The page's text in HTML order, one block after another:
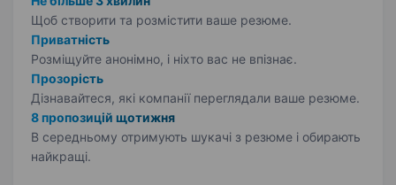
Щоб створити та розмістити ваше резюме.
Приватність
Розміщуйте анонімно, і ніхто вас не впізнає.
Прозорість
Дізнавайтеся, які компанії переглядали ваше резюме.
8 пропозицій щотижня
В середньому отримують шукачі з резюме і обирають
найкращі.